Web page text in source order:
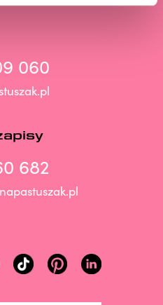
060
682